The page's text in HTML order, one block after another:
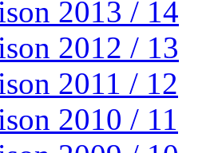
2013 / 14
2012 / 13
2011 / 12
2010 / 11